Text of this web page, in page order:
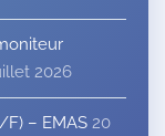
2026
F) – EMAS 20